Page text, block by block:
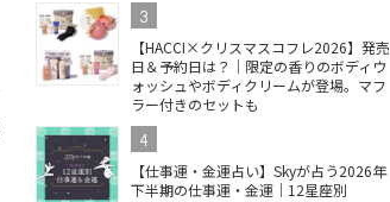
3
【HACCI×クリスマスコフレ2026】発売
日＆予約日は？｜限定の香りのボディウ
ォッシュやボディクリームが登場。マフ
ラー付きのセットも
4
【仕事運・金運占い】Skyが占う2026年
下半期の仕事運・金運｜12星座別